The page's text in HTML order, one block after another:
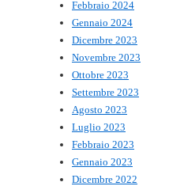
Febbraio 2024
Gennaio 2024
Dicembre 2023
Novembre 2023
Ottobre 2023
Settembre 2023
Agosto 2023
Luglio 2023
Febbraio 2023
Gennaio 2023
Dicembre 2022